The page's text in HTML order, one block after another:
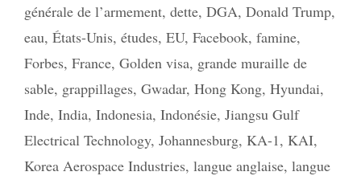
générale de l’armement, dette, DGA, Donald Trump,
eau, États-Unis, études, EU, Facebook, famine,
Forbes, France, Golden visa, grande muraille de
sable, grappillages, Gwadar, Hong Kong, Hyundai,
Inde, India, Indonesia, Indonésie, Jiangsu Gulf
Electrical Technology, Johannesburg, KA-1, KAI,
Korea Aerospace Industries, langue anglaise, langue